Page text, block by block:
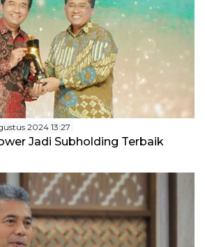
2024 13:27
Jadi Subholding Terbaik